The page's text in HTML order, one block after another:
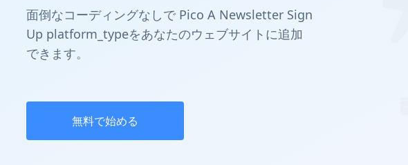
面倒なコーディングなしで Pico A Newsletter Sign
Up platform_typeをあなたのウェブサイトに追加
できます。
無料で始める